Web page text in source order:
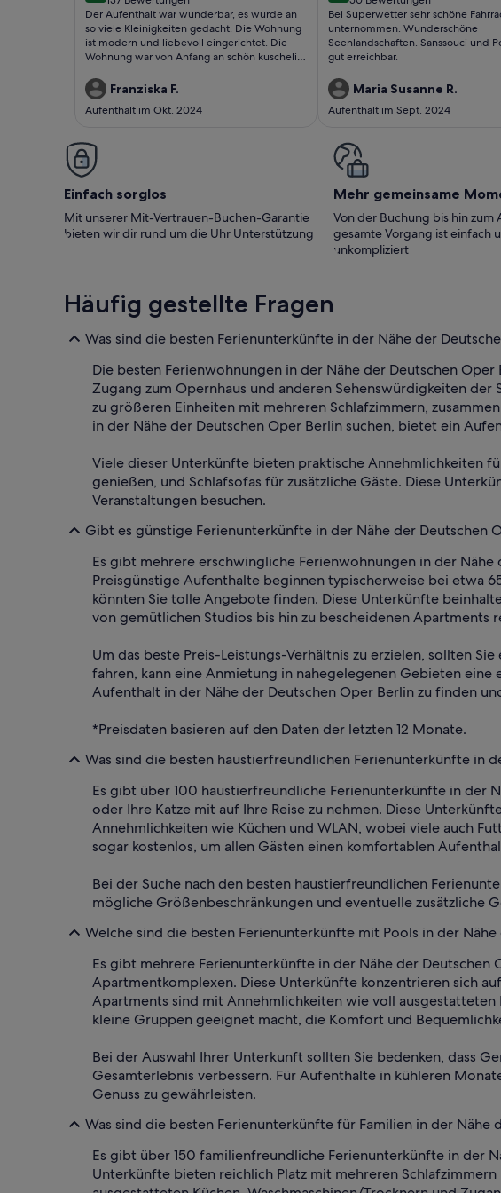
Betten
(137
bewertungen)
Der Aufenthalt war wunderbar, es wurde an
so viele Kleinigkeiten gedacht. Die Wohnung
ist modern und liebevoll eingerichtet. Die
Wohnung war von Anfang an schön kuschelig
über ein Gästeklo.Die Lage zum Wald ist in
zehn Minuten fußläufig zu erreichen. Wir
haben es nur ein wenig bedauert, dass es
mit Grillfunktion. Ins Berliner Zentrum ist man
ca 45 Minuten unterwegs. Gerne wieder
Franziska F.
Aufenthalt im Okt. 2024
(50
bewertungen)
Bei Superwetter sehr schöne
unternommen. Wunderschöne
Seenlandschaften. Sanssouci und
gut erreichbar.
Maria Susanne R.
Aufenthalt im Sept. 2024
Einfach sorglos
Mit unserer Mit-Vertrauen-Buchen-Garantie
bieten wir dir rund um die Uhr Unterstützung
Mehr gemeinsame
Von der Buchung bis hin zum
gesamte Vorgang ist einfach
unkompliziert
Häufig gestellte Fragen
Was sind die besten Ferienunterkünfte in der Nähe der
Die besten Ferienwohnungen in der Nähe der Deutschen
Zugang zum Opernhaus und anderen Sehenswürdigkeiten
zu größeren Einheiten mit mehreren Schlafzimmern,
in der Nähe der Deutschen Oper Berlin suchen, bietet ein
Viele dieser Unterkünfte bieten praktische Annehmlichkeiten
genießen, und Schlafsofas für zusätzliche Gäste. Diese
Veranstaltungen besuchen.
Gibt es günstige Ferienunterkünfte in der Nähe der Deutschen
Es gibt mehrere erschwingliche Ferienwohnungen in der
Preisgünstige Aufenthalte beginnen typischerweise bei etwa
könnten Sie tolle Angebote finden. Diese Unterkünfte
von gemütlichen Studios bis hin zu bescheidenen
Um das beste Preis-Leistungs-Verhältnis zu erzielen, sollten
fahren, kann eine Anmietung in nahegelegenen Gebieten
Aufenthalt in der Nähe der Deutschen Oper Berlin zu finden
*Preisdaten basieren auf den Daten der letzten 12 Monate.
Was sind die besten haustierfreundlichen Ferienunterkünfte in
Es gibt über 100 haustierfreundliche Ferienunterkünfte in der
oder Ihre Katze mit auf Ihre Reise zu nehmen. Diese
Annehmlichkeiten wie Küchen und WLAN, wobei viele auch
sogar kostenlos, um allen Gästen einen komfortablen
Bei der Suche nach den besten haustierfreundlichen
mögliche Größenbeschränkungen und eventuelle zusätzliche
Welche sind die besten Ferienunterkünfte mit Pools in der
Es gibt mehrere Ferienunterkünfte in der Nähe der
Apartmentkomplexen. Diese Unterkünfte konzentrieren sich
Apartments sind mit Annehmlichkeiten wie voll
kleine Gruppen geeignet macht, die Komfort und
Bei der Auswahl Ihrer Unterkunft sollten Sie bedenken, dass
Gesamterlebnis verbessern. Für Aufenthalte in kühleren
Genuss zu gewährleisten.
Was sind die besten Ferienunterkünfte für Familien in der Nähe
Es gibt über 150 familienfreundliche Ferienunterkünfte in der
Unterkünfte bieten reichlich Platz mit mehreren